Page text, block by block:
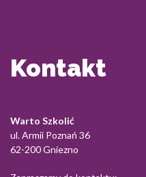
Kontakt
Warto Szkolić
ul. Armii Poznań 36
62-200 Gniezno